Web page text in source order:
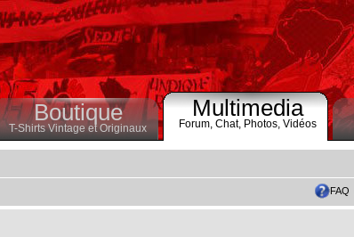
Boutique
T-Shirts Vintage et Originaux
Multimedia
Forum, Chat, Photos, Vidéos
FAQ